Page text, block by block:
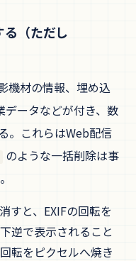
（ただし
機材の情報、埋め込
データなどが付き、数
。これらはWeb配信
のような一括削除は事
すと、EXIFの回転を
逆で表示されること
転をピクセルへ焼き